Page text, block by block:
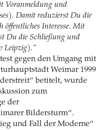
Voranmeldung und
Damit reduzierst Du die
öffentliches Interesse. Mit
Du die Schließung und
Leipzig).“
gegen den Umgang mit
Weimar 1999
betitelt, wurde
zum
der
Bildersturm“.
und Fall der Moderne“